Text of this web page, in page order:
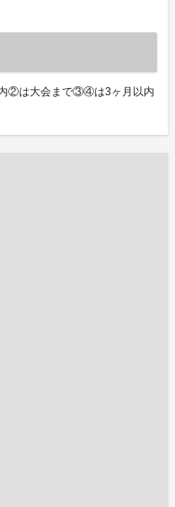
②は大会まで③④は3ヶ月以内